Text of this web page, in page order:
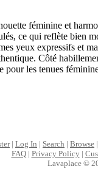
féminine et
ce qui reflète bien
yeux expressifs et
Côté
pour les tenues
| Log In | Search | Browse |
FAQ| Privacy Policy|
Lavaplace ©